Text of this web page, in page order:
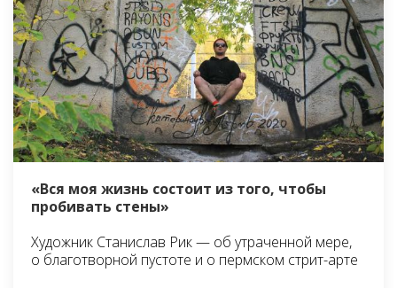
«Вся моя жизнь состоит из того, чтобы
пробивать стены»
Художник Станислав Рик — об утраченной мере,
о благотворной пустоте и о пермском стрит-арте